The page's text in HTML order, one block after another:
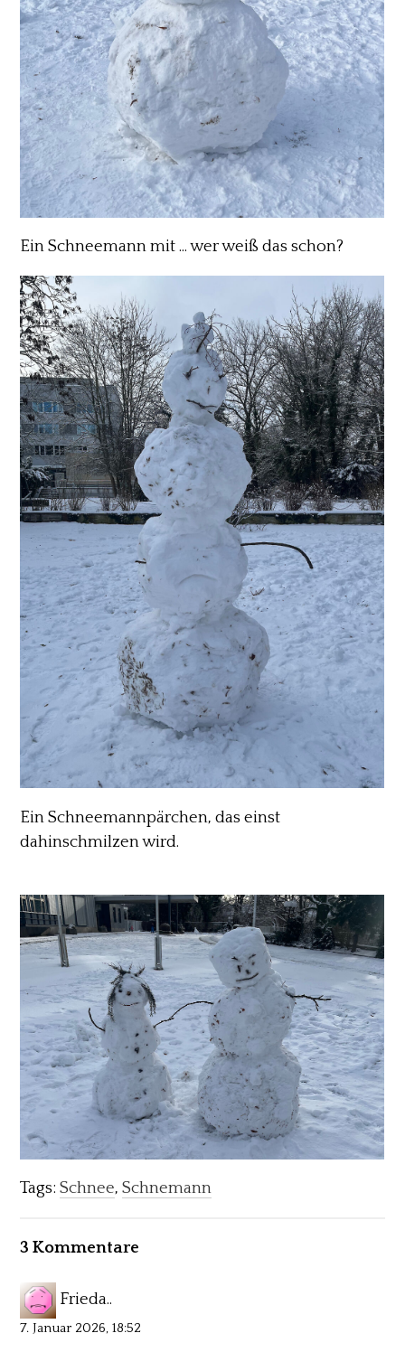
Ein Schneemann mit ... wer weiß das schon?
Ein Schneemannpärchen, das einst
dahinschmilzen wird.
Tags:Schnee,Schnemann
3 Kommentare
Frieda..
7. Januar 2026, 18:52